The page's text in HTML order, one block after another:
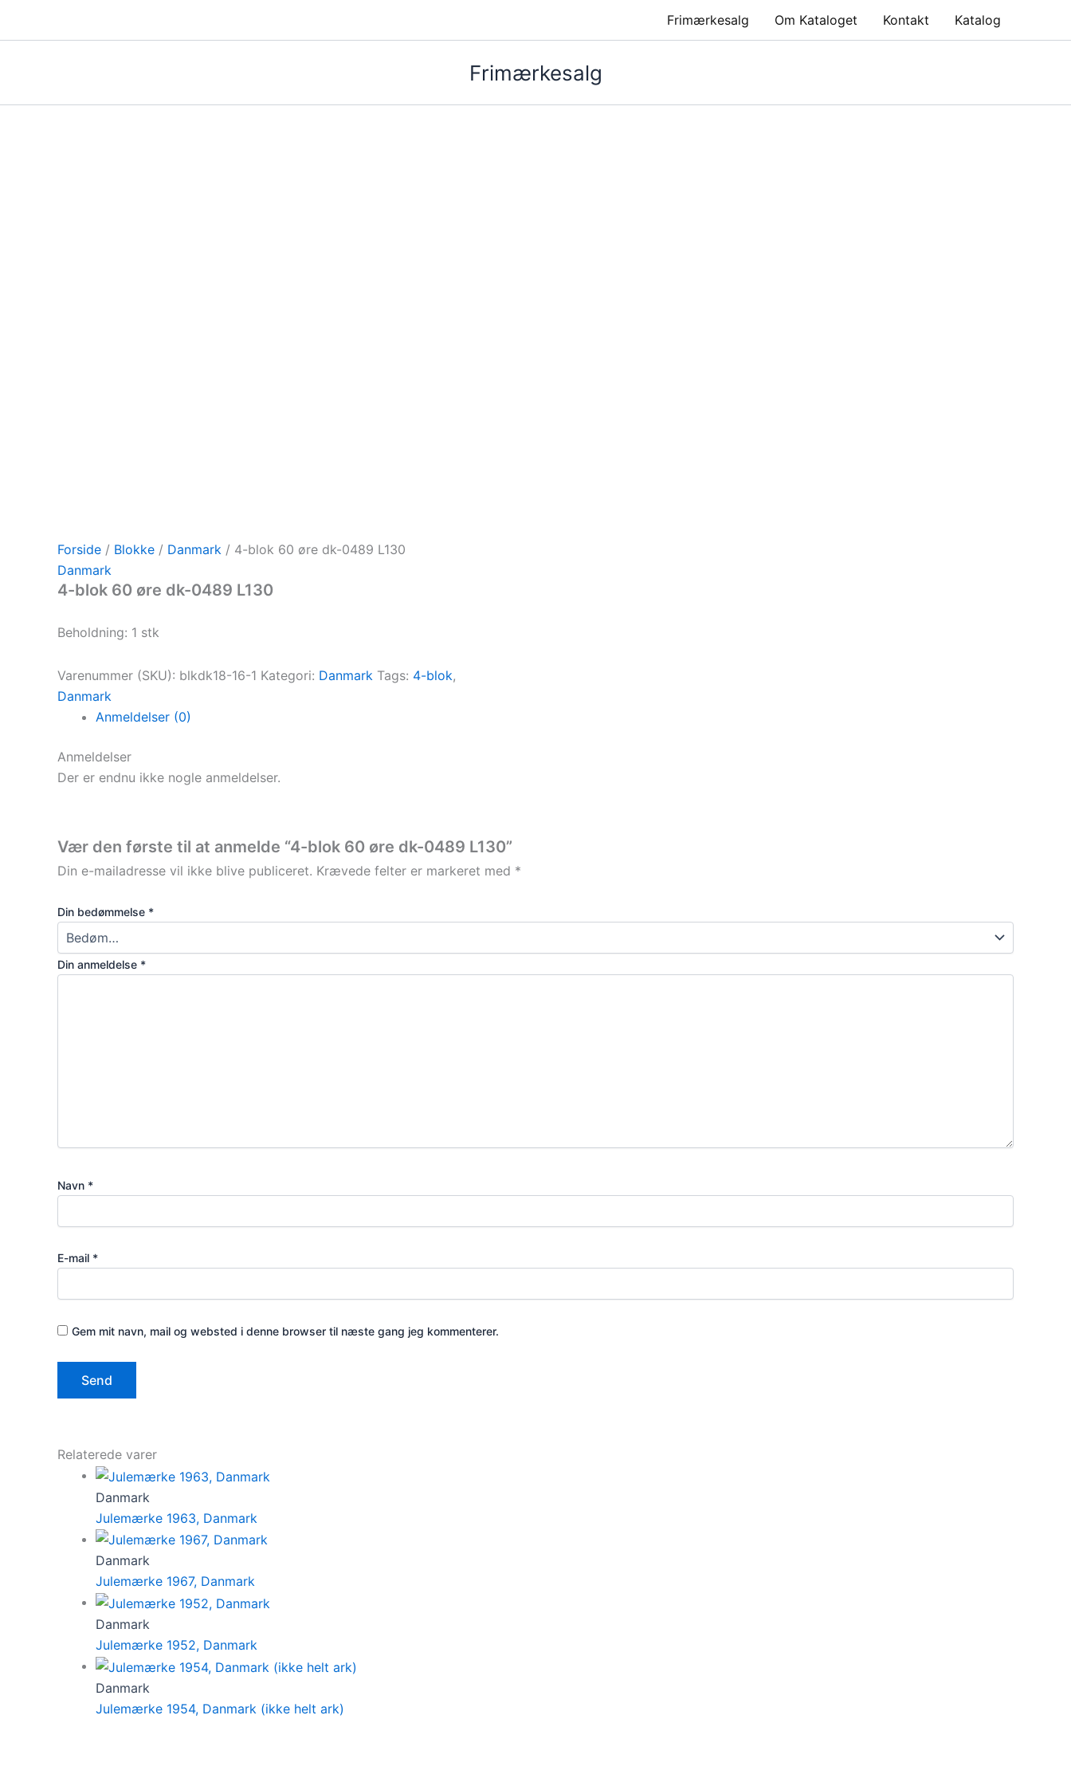
Frimærkesalg Om Kataloget Kontakt Katalog
Frimærkesalg
Forside / Blokke / Danmark / 4-blok 60 øre dk-0489 L130
Danmark
4-blok 60 øre dk-0489 L130
Beholdning: 1 stk
Varenummer (SKU): blkdk18-16-1 Kategori: Danmark Tags: 4-blok,
Danmark
Anmeldelser (0)
Anmeldelser
Der er endnu ikke nogle anmeldelser.
Vær den første til at anmelde “4-blok 60 øre dk-0489 L130”
Din e-mailadresse vil ikke blive publiceret. Krævede felter er markeret med *
Din bedømmelse *
Din anmeldelse *
Navn *
E-mail *
Gem mit navn, mail og websted i denne browser til næste gang jeg kommenterer.
Relaterede varer
Danmark
Julemærke 1963, Danmark
Danmark
Julemærke 1967, Danmark
Danmark
Julemærke 1952, Danmark
Danmark
Julemærke 1954, Danmark (ikke helt ark)